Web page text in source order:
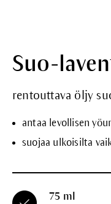
Suo-
rentouttava öljy
antaa levollisen
suojaa ulkoisilta
75 ml